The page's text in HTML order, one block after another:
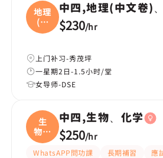
地理
(中
文
中四,地理(中文卷)
$230/hr
上门补习-秀茂坪
一星期2日-1.5小时/堂
女导师-DSE
生
物、
化学
中四,生物、化学
$250/hr
WhatsAPP問功課 長期補習 應